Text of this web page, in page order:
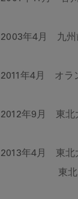
2003年4月 九州
2011年4月 オラ
2012年9月 東北
2013年4月 東北
東北大学病